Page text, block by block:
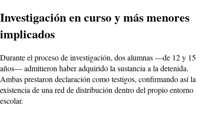
Investigación en curso y más menores
implicados
Durante el proceso de investigación, dos alumnas —de 12 y 15
años— admitieron haber adquirido la sustancia a la detenida.
Ambas prestaron declaración como testigos, confirmando así la
existencia de una red de distribución dentro del propio entorno
escolar.